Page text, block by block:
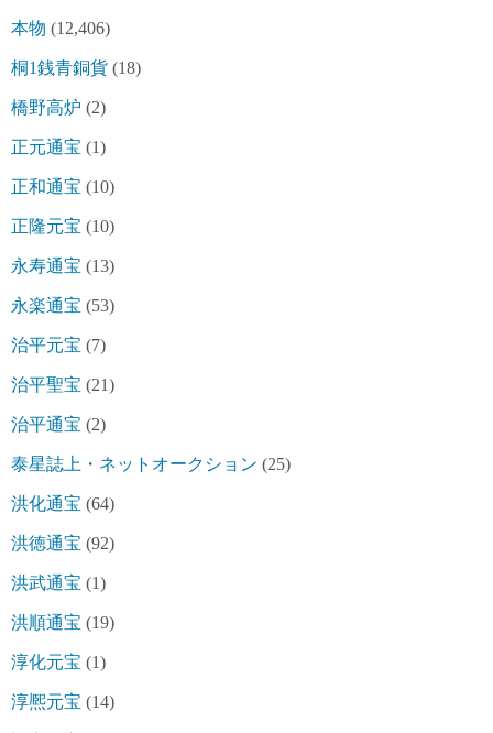
本物 (12,406)
桐1銭青銅貨 (18)
橋野高炉 (2)
正元通宝 (1)
正和通宝 (10)
正隆元宝 (10)
永寿通宝 (13)
永楽通宝 (53)
治平元宝 (7)
治平聖宝 (21)
治平通宝 (2)
泰星誌上・ネットオークション (25)
洪化通宝 (64)
洪徳通宝 (92)
洪武通宝 (1)
洪順通宝 (19)
淳化元宝 (1)
淳熈元宝 (14)